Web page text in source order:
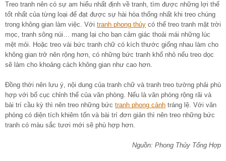
Treo tranh nên có sự am hiểu nhất định về tranh, tìm được những lợi thế
tốt nhất của từng loại để đạt được sự hài hòa thống nhất khi treo chúng
trong không gian làm việc. Với tranh phong thủy có thể treo tranh mặt trời
mọc, tranh sông núi… mang lại cho bạn cảm giác thoải mái những lúc
mệt mỏi. Hoặc treo vài bức tranh chữ có kích thước giống nhau làm cho
không gian trở nên rộng hơn, có những bức tranh khổ nhỏ nếu treo dọc
sẽ làm cho khoảng cách không gian như cao hơn.
Đồng thời nên lưu ý, nội dung của tranh chữ và tranh treo tường phải phù
hợp với bố cục chỉnh thể của văn phòng. Nếu là văn phòng rộng rãi và
bài trí cầu kỳ thì nên treo những bức tranh phong cảnh tráng lệ. Với văn
phòng có diện tích khiêm tốn và bài trí đơn giản thì nên treo những bức
tranh có màu sắc tươi mới sẽ phù hợp hơn.
Nguồn: Phong Thủy Tổng Hợp